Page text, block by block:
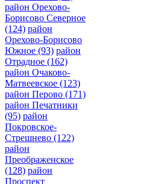
район Орехово-
Борисово Северное
(124) район
Орехово-Борисово
Южное (93) район
Отрадное (162)
район Очаково-
Матвеевское (123)
район Перово (171)
район Печатники
(95) район
Покровское-
Стрешнево (122)
район
Преображенское
(128) район
Проспект